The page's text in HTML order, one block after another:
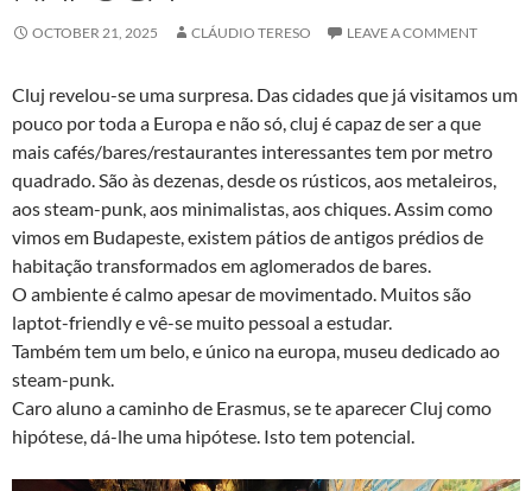
OCTOBER 21, 2025 CLÁUDIO TERESO LEAVE A COMMENT
Cluj revelou-se uma surpresa. Das cidades que já visitamos um
pouco por toda a Europa e não só, cluj é capaz de ser a que
mais cafés/bares/restaurantes interessantes tem por metro
quadrado. São às dezenas, desde os rústicos, aos metaleiros,
aos steam-punk, aos minimalistas, aos chiques. Assim como
vimos em Budapeste, existem pátios de antigos prédios de
habitação transformados em aglomerados de bares.
O ambiente é calmo apesar de movimentado. Muitos são
laptot-friendly e vê-se muito pessoal a estudar.
Também tem um belo, e único na europa, museu dedicado ao
steam-punk.
Caro aluno a caminho de Erasmus, se te aparecer Cluj como
hipótese, dá-lhe uma hipótese. Isto tem potencial.